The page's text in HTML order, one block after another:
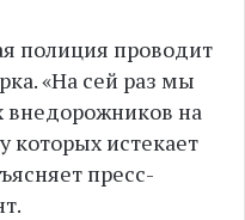
полиция проводит
«На сей раз мы
внедорожников на
которых истекает
пресс-